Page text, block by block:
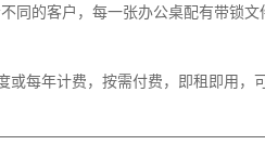
同的客户，每一张办公桌配有带锁文
每年计费，按需付费，即租即用，